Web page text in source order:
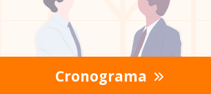
Cronograma